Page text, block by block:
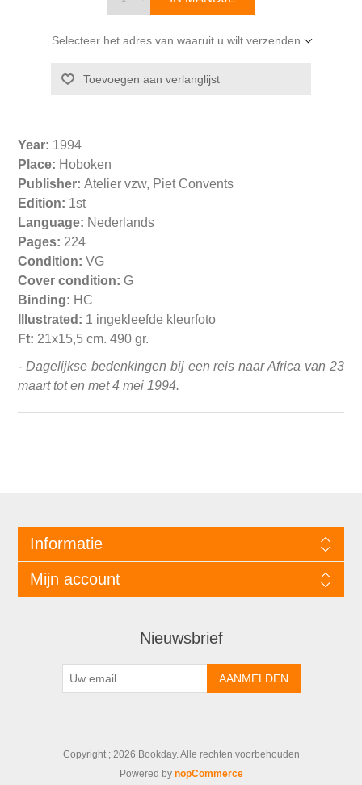
Selecteer het adres van waaruit u wilt verzenden
Year: 1994
Place: Hoboken
Publisher: Atelier vzw, Piet Convents
Edition: 1st
Language: Nederlands
Pages: 224
Condition: VG
Cover condition: G
Binding: HC
Illustrated: 1 ingekleefde kleurfoto
Ft: 21x15,5 cm. 490 gr.
- Dagelijkse bedenkingen bij een reis naar Africa van 23
maart tot en met 4 mei 1994.
Informatie
Mijn account
Nieuwsbrief
Copyright ; 2026 Bookday. Alle rechten voorbehouden
Powered by nopCommerce